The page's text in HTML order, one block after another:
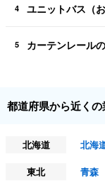
4 ユニットバス（
5 カーテンレール
都道府県から近く
北海道
北海
東北
青森